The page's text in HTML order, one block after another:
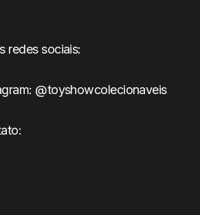
redes sociais:
@toyshowcolecionaveis